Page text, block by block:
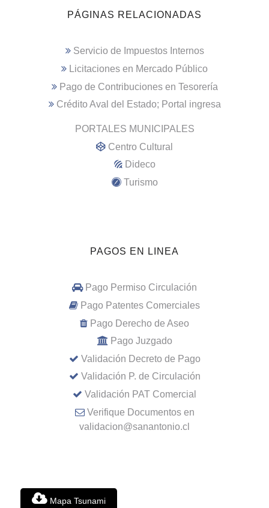
PÁGINAS RELACIONADAS
Servicio de Impuestos Internos
Licitaciones en Mercado Público
Pago de Contribuciones en Tesorería
Crédito Aval del Estado; Portal ingresa
PORTALES MUNICIPALES
Centro Cultural
Dideco
Turismo
PAGOS EN LINEA
Pago Permiso Circulación
Pago Patentes Comerciales
Pago Derecho de Aseo
Pago Juzgado
Validación Decreto de Pago
Validación P. de Circulación
Validación PAT Comercial
Verifique Documentos en
validacion@sanantonio.cl
Mapa Tsunami